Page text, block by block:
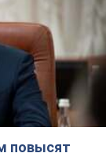
повысят